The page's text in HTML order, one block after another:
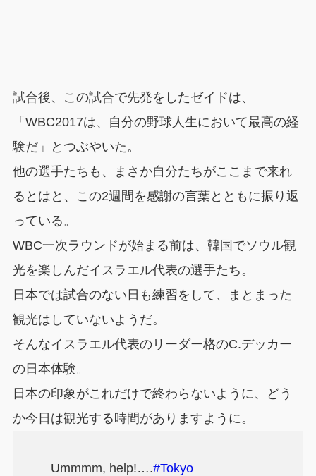
試合後、この試合で先発をしたゼイドは、
「WBC2017は、自分の野球人生において最高の経
験だ」とつぶやいた。
他の選手たちも、まさか自分たちがここまで来れ
るとはと、この2週間を感謝の言葉とともに振り返
っている。
WBC一次ラウンドが始まる前は、韓国でソウル観
光を楽しんだイスラエル代表の選手たち。
日本では試合のない日も練習をして、まとまった
観光はしていないようだ。
そんなイスラエル代表のリーダー格のC.デッカー
の日本体験。
日本の印象がこれだけで終わらないように、どう
か今日は観光する時間がありますように。
Ummmm, help!….#Tokyo